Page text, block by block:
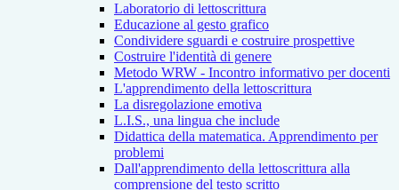
Laboratorio di lettoscrittura
Educazione al gesto grafico
Condividere sguardi e costruire prospettive
Costruire l'identità di genere
Metodo WRW - Incontro informativo per docenti
L'apprendimento della lettoscrittura
La disregolazione emotiva
L.I.S., una lingua che include
Didattica della matematica. Apprendimento per
problemi
Dall'apprendimento della lettoscrittura alla
comprensione del testo scritto